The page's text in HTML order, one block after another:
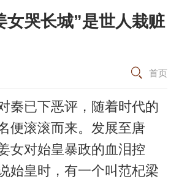
女哭长城”是世人栽赃
首页
已下恶评，随着时代的
便滚滚而来。发展至唐
女对始皇暴政的血泪控
始皇时，有一个叫范杞梁